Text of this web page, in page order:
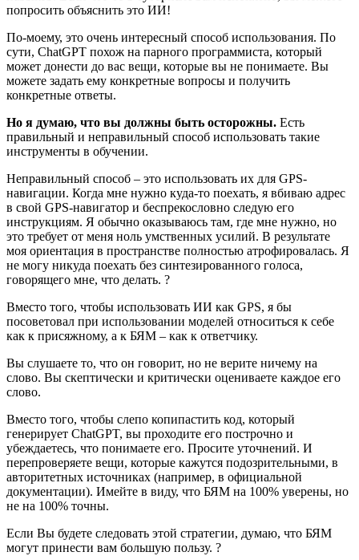
попросить объяснить это ИИ!
По-моему, это очень интересный способ использования. По
сути, ChatGPT похож на парного программиста, который
может донести до вас вещи, которые вы не понимаете. Вы
можете задать ему конкретные вопросы и получить
конкретные ответы.
Но я думаю, что вы должны быть осторожны. Есть
правильный и неправильный способ использовать такие
инструменты в обучении.
Неправильный способ – это использовать их для GPS-
навигации. Когда мне нужно куда-то поехать, я вбиваю адрес
в свой GPS-навигатор и беспрекословно следую его
инструкциям. Я обычно оказываюсь там, где мне нужно, но
это требует от меня ноль умственных усилий. В результате
моя ориентация в пространстве полностью атрофировалась. Я
не могу никуда поехать без синтезированного голоса,
говорящего мне, что делать. ?
Вместо того, чтобы использовать ИИ как GPS, я бы
посоветовал при использовании моделей относиться к себе
как к присяжному, а к БЯМ – как к ответчику.
Вы слушаете то, что он говорит, но не верите ничему на
слово. Вы скептически и критически оцениваете каждое его
слово.
Вместо того, чтобы слепо копипастить код, который
генерирует ChatGPT, вы проходите его построчно и
убеждаетесь, что понимаете его. Просите уточнений. И
перепроверяете вещи, которые кажутся подозрительными, в
авторитетных источниках (например, в официальной
документации). Имейте в виду, что БЯМ на 100% уверены, но
не на 100% точны.
Если Вы будете следовать этой стратегии, думаю, что БЯМ
могут принести вам большую пользу. ?